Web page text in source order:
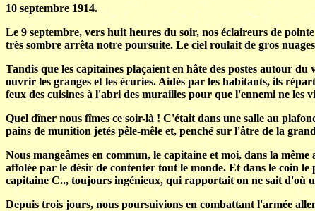
10 septembre 1914.
Le 9 septembre, vers huit heures du soir, nos éclaireurs de
très sombre arrêta notre poursuite. Le ciel roulait de gros
Tandis que les capitaines plaçaient en hâte des postes autour
ouvrir les granges et les écuries. Aidés par les habitants, ils
feux des cuisines à l'abri des murailles pour que l'ennemi ne les
Quel dîner nous fîmes ce soir-là ! C'était dans une salle au
pains de munition jetés pêle-mêle et, penché sur l'âtre de la
Nous mangeâmes en commun, le capitaine et moi, dans la
affolée par le désir de contenter tout le monde. Et dans le coin
capitaine C.., toujours ingénieux, qui rapportait on ne sait d'où
Depuis trois jours, nous poursuivions en combattant l'armée